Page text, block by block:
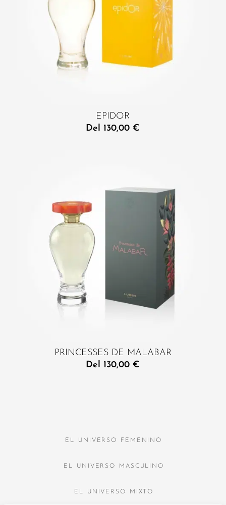
EPIDOR
Del 130,00 €
PRINCESSES DE MALABAR
Del 130,00 €
EL UNIVERSO FEMENINO
EL UNIVERSO MASCULINO
EL UNIVERSO MIXTO